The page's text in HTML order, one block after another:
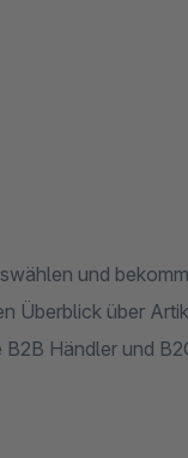
und
Überblick über
Händler und